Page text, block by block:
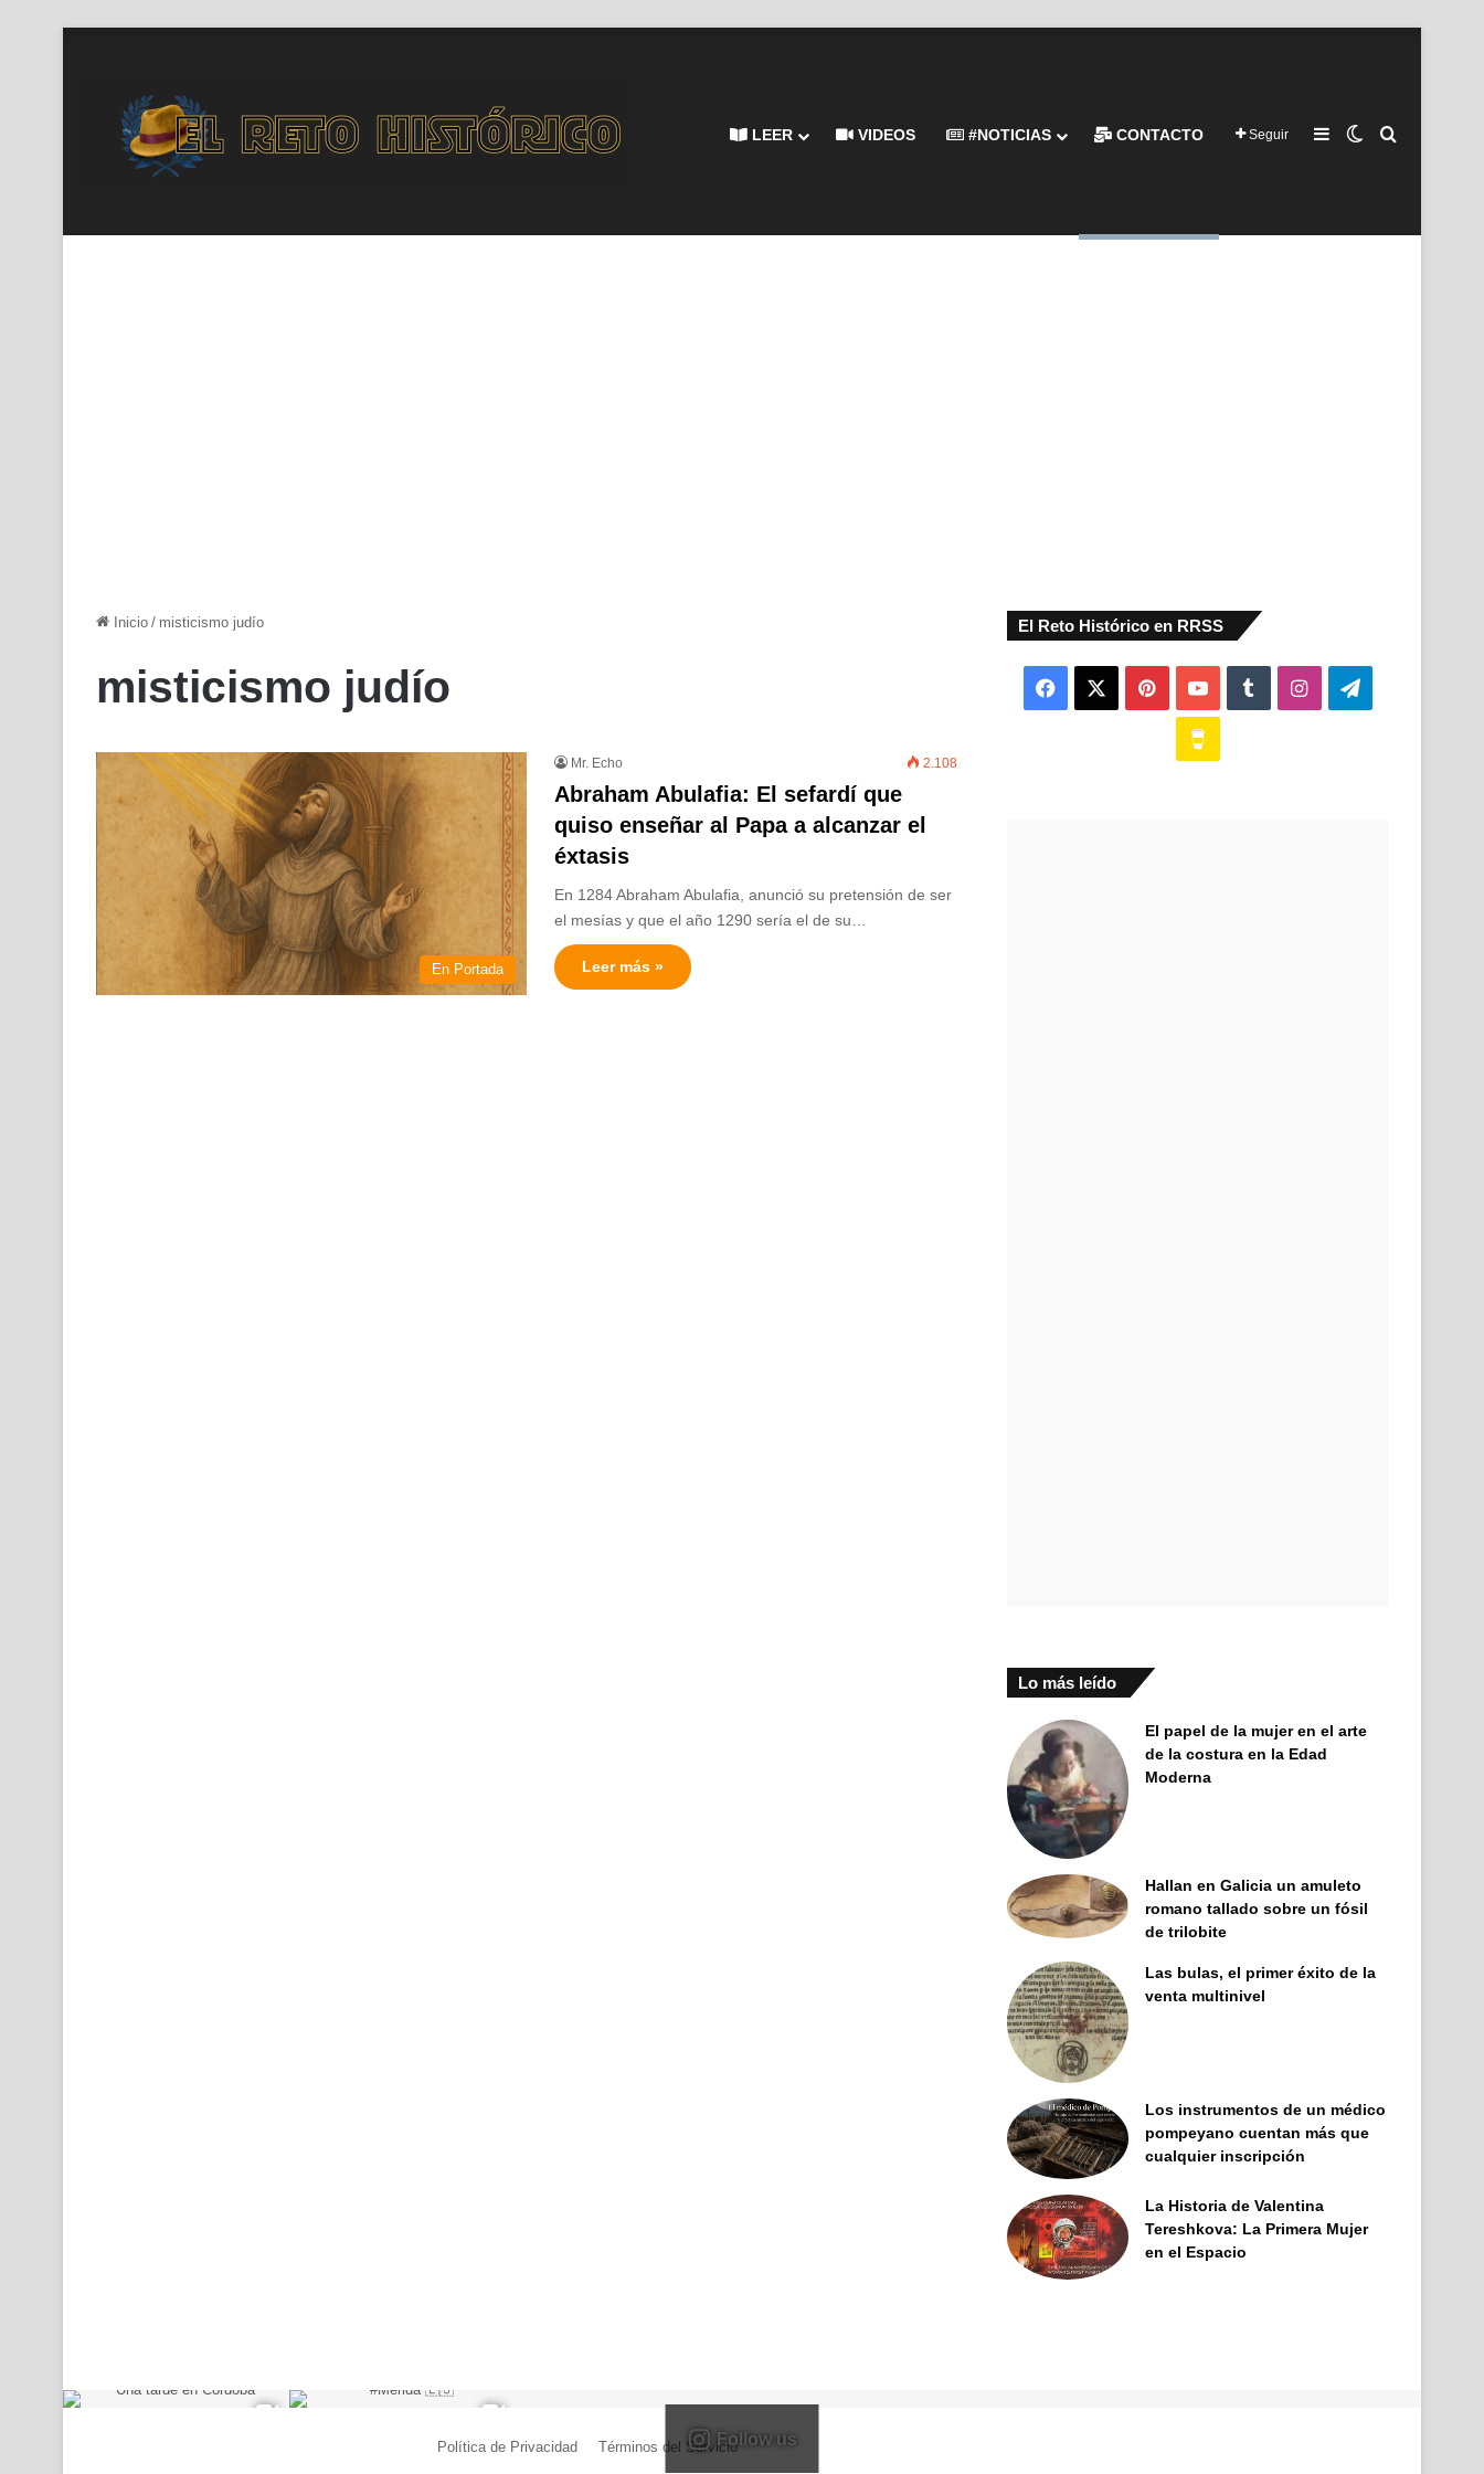
LEER VIDEOS #NOTICIAS CONTACTO Seguir Barra lateral
Switch skin
Inicio / misticismo judío
misticismo judío
En Portada
Mr. Echo 2.108
Abraham Abulafia: El sefardí que
quiso enseñar al Papa a alcanzar el
éxtasis
En 1284 Abraham Abulafia, anunció su pretensión de ser
el mesías y que el año 1290 sería el de su…
Leer más »
El Reto Histórico en RRSS
Facebook PinterestYouTubeTumblrInstagramTelegram
Lo más leído
El papel de la mujer en el arte
de la costura en la Edad
Moderna
Hallan en Galicia un amuleto
romano tallado sobre un fósil
de trilobite
Las bulas, el primer éxito de la
venta multinivel
Los instrumentos de un médico
pompeyano cuentan más que
cualquier inscripción
La Historia de Valentina
Tereshkova: La Primera Mujer
en el Espacio
Follow us
Política de Privacidad Términos del Servicio| Creado por Miguel Ángel Ferreiro